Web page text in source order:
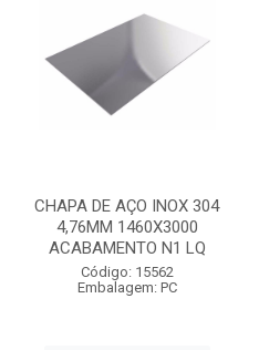
CHAPA DE AÇO INOX 304
4,76MM 1460X3000
ACABAMENTO N1 LQ
Código: 15562
Embalagem: PC